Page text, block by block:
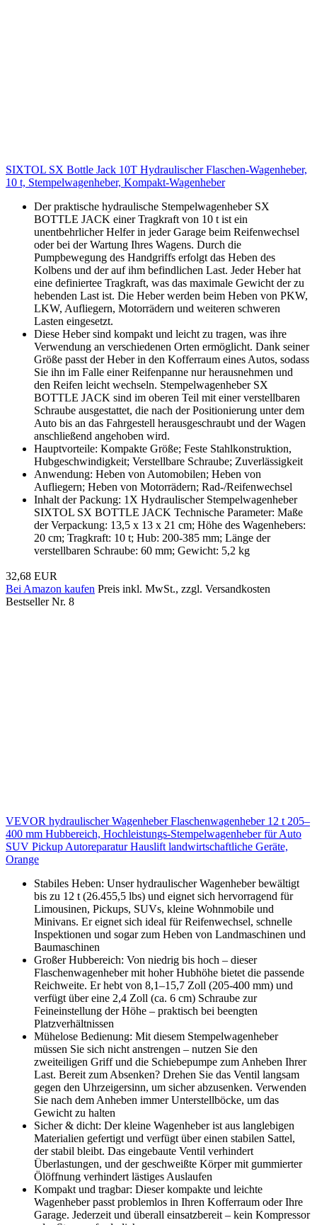
SIXTOL SX Bottle Jack 10T Hydraulischer Flaschen-Wagenheber,
10 t, Stempelwagenheber, Kompakt-Wagenheber
Der praktische hydraulische Stempelwagenheber SX
BOTTLE JACK einer Tragkraft von 10 t ist ein
unentbehrlicher Helfer in jeder Garage beim Reifenwechsel
oder bei der Wartung Ihres Wagens. Durch die
Pumpbewegung des Handgriffs erfolgt das Heben des
Kolbens und der auf ihm befindlichen Last. Jeder Heber hat
eine definiertee Tragkraft, was das maximale Gewicht der zu
hebenden Last ist. Die Heber werden beim Heben von PKW,
LKW, Aufliegern, Motorrädern und weiteren schweren
Lasten eingesetzt.
Diese Heber sind kompakt und leicht zu tragen, was ihre
Verwendung an verschiedenen Orten ermöglicht. Dank seiner
Größe passt der Heber in den Kofferraum eines Autos, sodass
Sie ihn im Falle einer Reifenpanne nur herausnehmen und
den Reifen leicht wechseln. Stempelwagenheber SX
BOTTLE JACK sind im oberen Teil mit einer verstellbaren
Schraube ausgestattet, die nach der Positionierung unter dem
Auto bis an das Fahrgestell herausgeschraubt und der Wagen
anschließend angehoben wird.
Hauptvorteile: Kompakte Größe; Feste Stahlkonstruktion,
Hubgeschwindigkeit; Verstellbare Schraube; Zuverlässigkeit
Anwendung: Heben von Automobilen; Heben von
Aufliegern; Heben von Motorrädern; Rad-/Reifenwechsel
Inhalt der Packung: 1X Hydraulischer Stempelwagenheber
SIXTOL SX BOTTLE JACK Technische Parameter: Maße
der Verpackung: 13,5 x 13 x 21 cm; Höhe des Wagenhebers:
20 cm; Tragkraft: 10 t; Hub: 200-385 mm; Länge der
verstellbaren Schraube: 60 mm; Gewicht: 5,2 kg
32,68 EUR
Bei Amazon kaufen Preis inkl. MwSt., zzgl. Versandkosten
Bestseller Nr. 8
VEVOR hydraulischer Wagenheber Flaschenwagenheber 12 t 205–
400 mm Hubbereich, Hochleistungs-Stempelwagenheber für Auto
SUV Pickup Autoreparatur Hauslift landwirtschaftliche Geräte,
Orange
Stabiles Heben: Unser hydraulischer Wagenheber bewältigt
bis zu 12 t (26.455,5 lbs) und eignet sich hervorragend für
Limousinen, Pickups, SUVs, kleine Wohnmobile und
Minivans. Er eignet sich ideal für Reifenwechsel, schnelle
Inspektionen und sogar zum Heben von Landmaschinen und
Baumaschinen
Großer Hubbereich: Von niedrig bis hoch – dieser
Flaschenwagenheber mit hoher Hubhöhe bietet die passende
Reichweite. Er hebt von 8,1–15,7 Zoll (205-400 mm) und
verfügt über eine 2,4 Zoll (ca. 6 cm) Schraube zur
Feineinstellung der Höhe – praktisch bei beengten
Platzverhältnissen
Mühelose Bedienung: Mit diesem Stempelwagenheber
müssen Sie sich nicht anstrengen – nutzen Sie den
zweiteiligen Griff und die Schiebepumpe zum Anheben Ihrer
Last. Bereit zum Absenken? Drehen Sie das Ventil langsam
gegen den Uhrzeigersinn, um sicher abzusenken. Verwenden
Sie nach dem Anheben immer Unterstellböcke, um das
Gewicht zu halten
Sicher & dicht: Der kleine Wagenheber ist aus langlebigen
Materialien gefertigt und verfügt über einen stabilen Sattel,
der stabil bleibt. Das eingebaute Ventil verhindert
Überlastungen, und der geschweißte Körper mit gummierter
Ölöffnung verhindert lästiges Auslaufen
Kompakt und tragbar: Dieser kompakte und leichte
Wagenheber passt problemlos in Ihren Kofferraum oder Ihre
Garage. Jederzeit und überall einsatzbereit – kein Kompressor